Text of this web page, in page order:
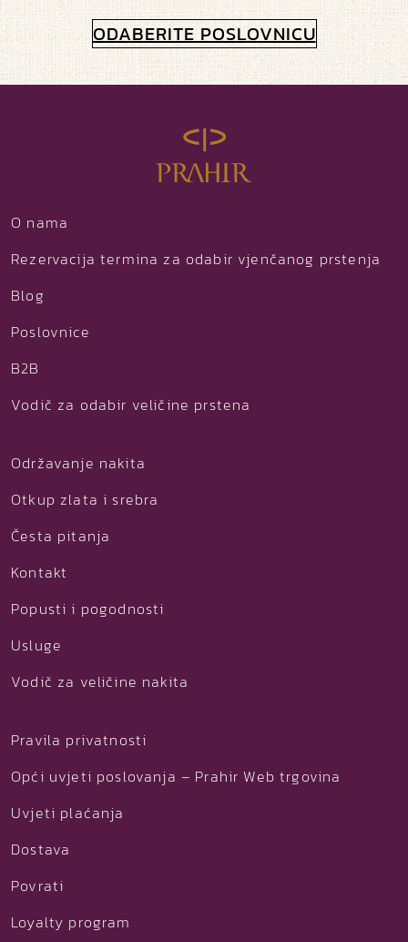
ODABERITE POSLOVNICU
O nama
Rezervacija termina za odabir vjenčanog prstenja
Blog
Poslovnice
B2B
Vodič za odabir veličine prstena
Održavanje nakita
Otkup zlata i srebra
Česta pitanja
Kontakt
Popusti i pogodnosti
Usluge
Vodič za veličine nakita
Pravila privatnosti
Opći uvjeti poslovanja – Prahir Web trgovina
Uvjeti plaćanja
Dostava
Povrati
Loyalty program